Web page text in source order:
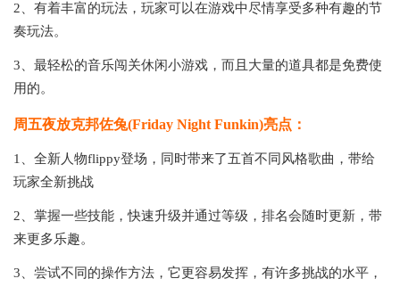
2、有着丰富的玩法，玩家可以在游戏中尽情享受多种有趣的节
奏玩法。
3、最轻松的音乐闯关休闲小游戏，而且大量的道具都是免费使
用的。
周五夜放克邦佐兔(Friday Night Funkin)亮点：
1、全新人物flippy登场，同时带来了五首不同风格歌曲，带给
玩家全新挑战
2、掌握一些技能，快速升级并通过等级，排名会随时更新，带
来更多乐趣。
3、尝试不同的操作方法，它更容易发挥，有许多挑战的水平，